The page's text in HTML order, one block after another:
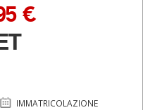
€
IMMATRICOLAZIONE